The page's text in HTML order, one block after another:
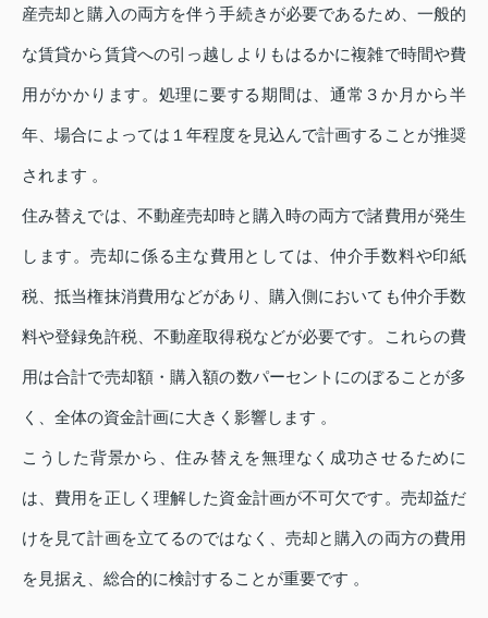
産売却と購入の両方を伴う手続きが必要であるため、一般的
な賃貸から賃貸への引っ越しよりもはるかに複雑で時間や費
用がかかります。処理に要する期間は、通常３か月から半
年、場合によっては１年程度を見込んで計画することが推奨
されます 。
住み替えでは、不動産売却時と購入時の両方で諸費用が発生
します。売却に係る主な費用としては、仲介手数料や印紙
税、抵当権抹消費用などがあり、購入側においても仲介手数
料や登録免許税、不動産取得税などが必要です。これらの費
用は合計で売却額・購入額の数パーセントにのぼることが多
く、全体の資金計画に大きく影響します 。
こうした背景から、住み替えを無理なく成功させるために
は、費用を正しく理解した資金計画が不可欠です。売却益だ
けを見て計画を立てるのではなく、売却と購入の両方の費用
を見据え、総合的に検討することが重要です 。